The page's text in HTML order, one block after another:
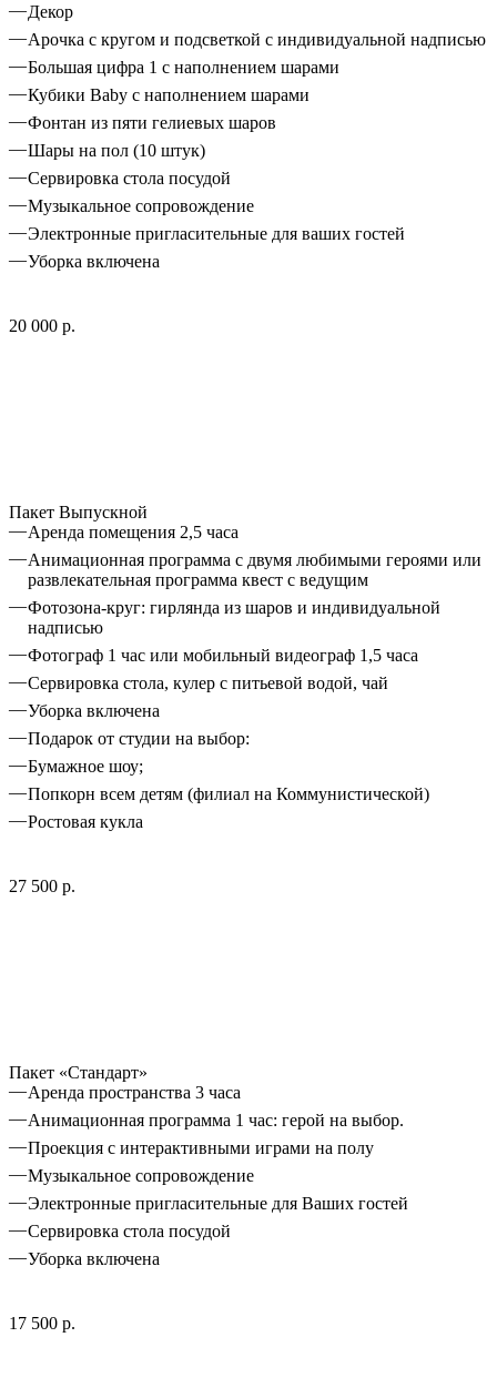
Декор
Арочка с кругом и подсветкой с индивидуальной надписью
Большая цифра 1 с наполнением шарами
Кубики Baby с наполнением шарами
Фонтан из пяти гелиевых шаров
Шары на пол (10 штук)
Сервировка стола посудой
Музыкальное сопровождение
Электронные пригласительные для ваших гостей
Уборка включена
20 000 р.
Пакет Выпускной
Аренда помещения 2,5 часа
Анимационная программа с двумя любимыми героями или
развлекательная программа квест с ведущим
Фотозона-круг: гирлянда из шаров и индивидуальной
надписью
Фотограф 1 час или мобильный видеограф 1,5 часа
Сервировка стола, кулер с питьевой водой, чай
Уборка включена
Подарок от студии на выбор:
Бумажное шоу;
Попкорн всем детям (филиал на Коммунистической)
Ростовая кукла
27 500 р.
Пакет «Стандарт»
Аренда пространства 3 часа
Анимационная программа 1 час: герой на выбор.
Проекция с интерактивными играми на полу
Музыкальное сопровождение
Электронные пригласительные для Ваших гостей
Сервировка стола посудой
Уборка включена
17 500 р.